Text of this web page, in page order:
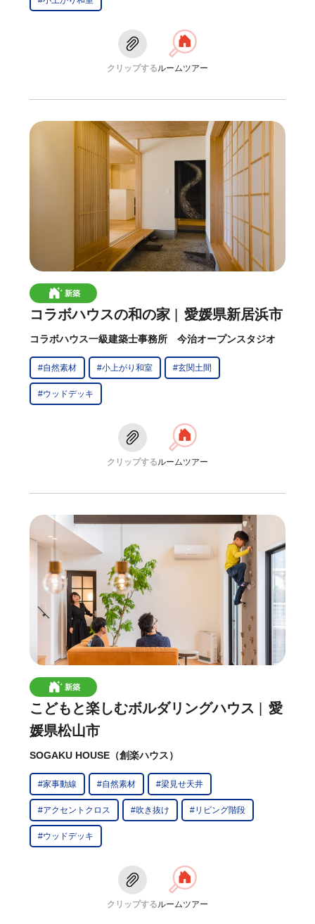
クリップするルームツアー
新築
コラボハウスの和の家 愛媛県新居浜市
コラボハウス一級建築士事務所 今治オープンスタジオ
#自然素材 #小上がり和室 #玄関土間
#ウッドデッキ
クリップするルームツアー
新築
こどもと楽しむボルダリングハウス
愛
媛県松山市
SOGAKU HOUSE（創楽ハウス）
#家事動線 #自然素材 #梁見せ天井
#アクセントクロス #吹き抜け #リビング階段
#ウッドデッキ
クリップするルームツアー